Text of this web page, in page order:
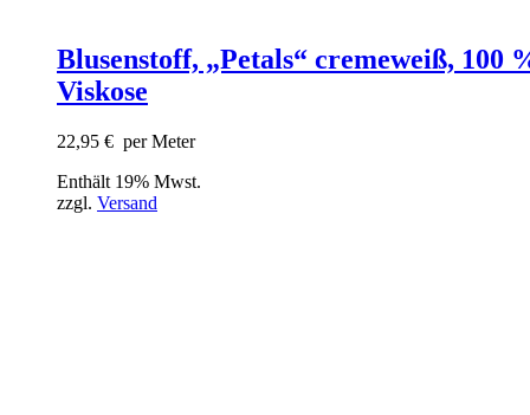
Blusenstoff, „Petals“ cremeweiß, 100
Viskose
22,95 € per Meter
Enthält 19% Mwst.
zzgl. Versand